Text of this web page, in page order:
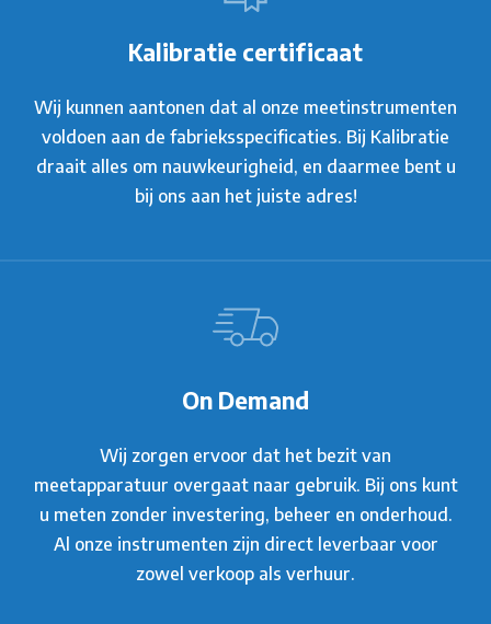
Kalibratie certificaat
Wij kunnen aantonen dat al onze meetinstrumenten
voldoen aan de fabrieksspecificaties. Bij Kalibratie
draait alles om nauwkeurigheid, en daarmee bent u
bij ons aan het juiste adres!
On Demand
Wij zorgen ervoor dat het bezit van
meetapparatuur overgaat naar gebruik. Bij ons kunt
u meten zonder investering, beheer en onderhoud.
Al onze instrumenten zijn direct leverbaar voor
zowel verkoop als verhuur.